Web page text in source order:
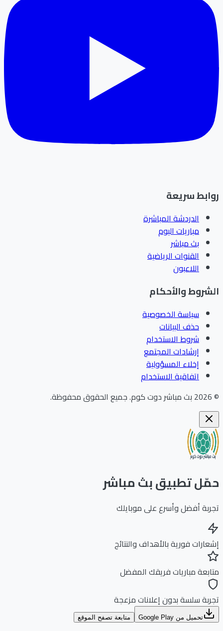
سريعة
الدردشة المباشرة
مباريات اليوم
بث مباشر
القنوات الرياضية
اللاعبون
والأحكام
سياسة الخصوصية
حذف البيانات
شروط الاستخدام
إرشادات المجتمع
إخلاء المسؤولية
اتفاقية الاستخدام
بث مباشر دوت كوم.جميع الحقوق محفوظة.
تطبيق بث مباشر
أفضل وأسرع على موبايلك
فورية بالأهداف والنتائج
مباريات فريقك المفضل
سلسة بدون إعلانات مزعجة
تحميل من Google Play متابعة تصفح الموقع